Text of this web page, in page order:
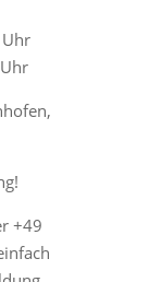
+49